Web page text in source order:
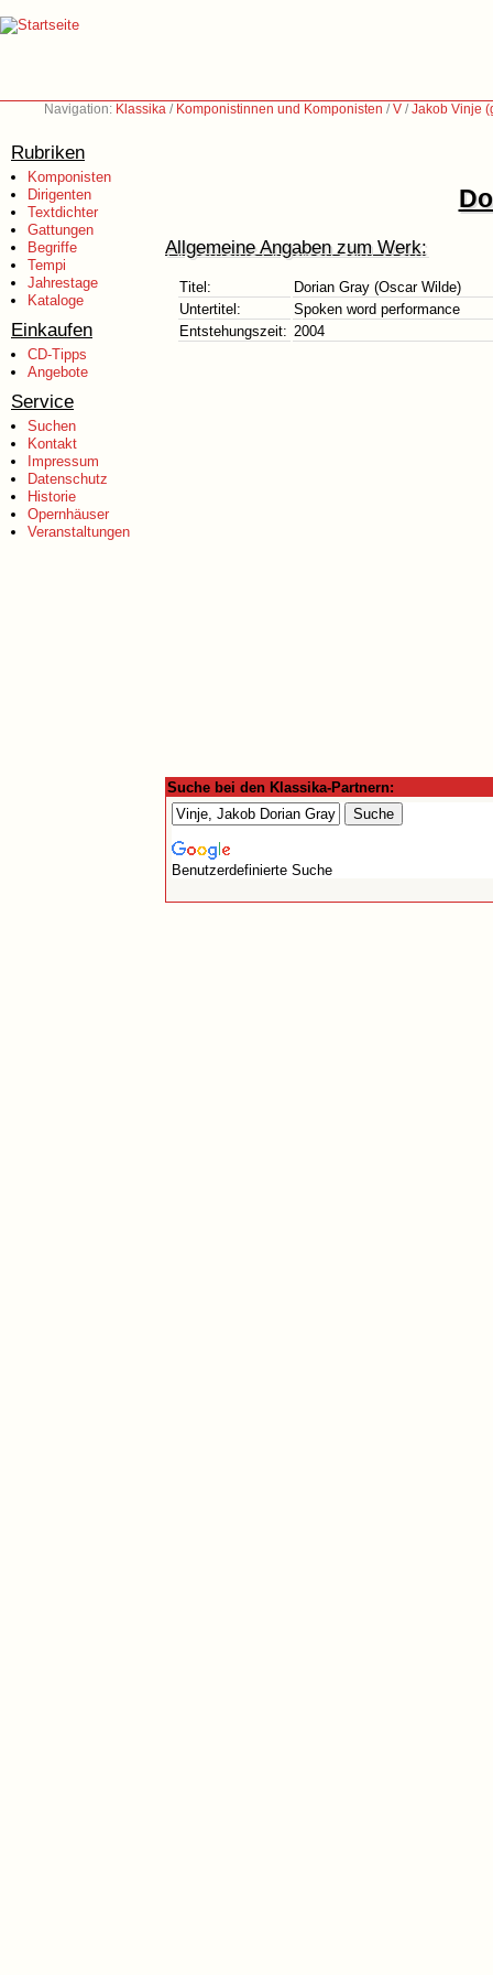
Navigation: Klassika / Komponistinnen und Komponisten /V /Jakob Vinje
Rubriken
Komponisten
Dirigenten
Textdichter
Gattungen
Begriffe
Tempi
Jahrestage
Kataloge
Einkaufen
CD-Tipps
Angebote
Service
Suchen
Kontakt
Impressum
Datenschutz
Historie
Opernhäuser
Veranstaltungen
Allgemeine Angaben zum Werk:
Titel:
Dorian Gray (Oscar Wilde)
Untertitel:
Spoken word performance
Entstehungszeit: 2004
Suche bei den Klassika-Partnern:
Benutzerdefinierte Suche